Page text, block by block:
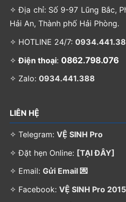
✧ Địa chỉ: Số 9-97 Lũng Bắc,
Hải An, Thành phố Hải Phòng.
✧ HOTLINE 24/7:
✧Điện thoại: 0862.798.076
✧ Zalo: 0934.441.388
LIÊN HỆ
✧ Telegram: VỆ SINH Pro
✧ Đặt hẹn Online: [TẠI ĐÂY]
✧ Email: Gửi Email 💌
✧ Facebook: VỆ SINH Pro 2015